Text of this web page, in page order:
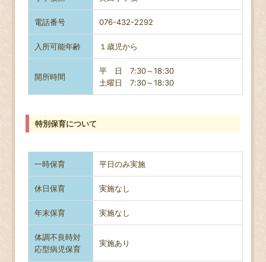
電話番号 076-432-2292
入所可能年齢 １歳児から
開所時間
平 日 7:30～18:30
土曜日7:30～18:30
特別保育について
一時保育 平日のみ実施
休日保育 実施なし
年末保育 実施なし
体調不良時対
応型病児保育
実施あり